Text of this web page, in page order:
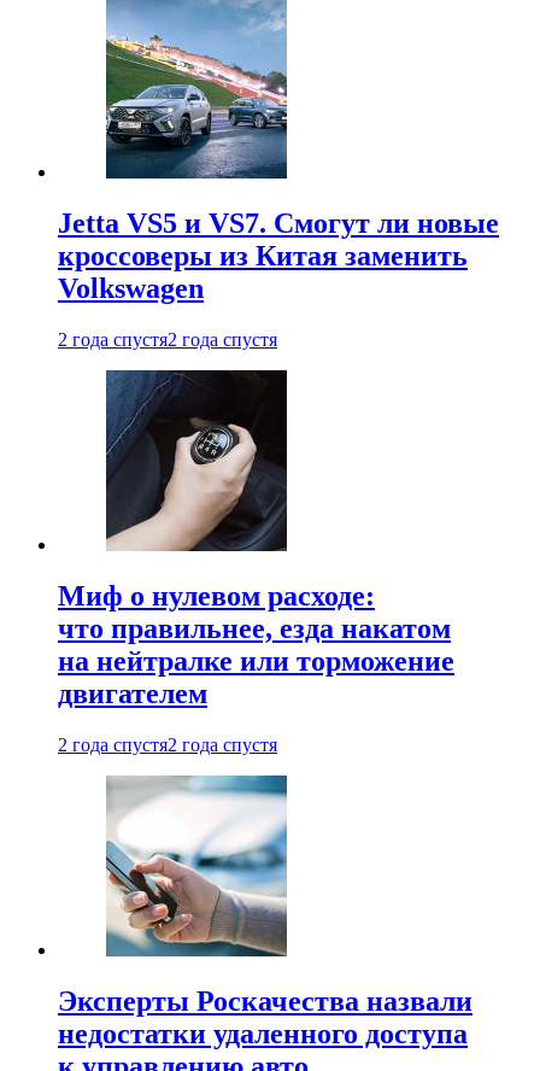
Jetta VS5 и VS7. Смогут ли новые
кроссоверы из Китая заменить
Volkswagen
2 года спустя2 года спустя
Миф о нулевом расходе:
что правильнее, езда накатом
на нейтралке или торможение
двигателем
2 года спустя2 года спустя
Эксперты Роскачества назвали
недостатки удаленного доступа